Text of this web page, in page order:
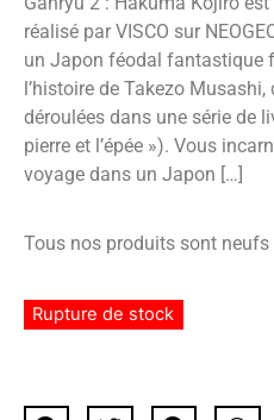
réalisé par VISCO sur
un Japon féodal fantastique
l’histoire de Takezo
déroulées dans une série de
pierre et l’épée »). Vous
voyage dans un Japon […]
Tous nos produits sont
Rupture de stock